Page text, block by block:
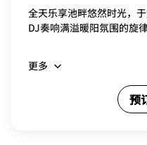
全天乐享池畔悠然时光，
DJ奏响满溢暖阳氛围的旋律
更多
预